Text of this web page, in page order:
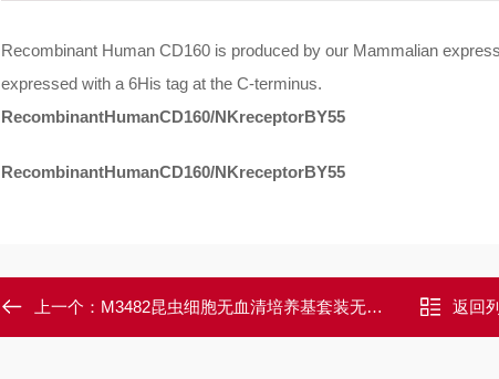
Recombinant Human CD160 is produced by our Mammalian
expressed with a 6His tag at the C-terminus.
RecombinantHumanCD160/NKreceptorBY55
RecombinantHumanCD160/NKreceptorBY55
上一个： M3482昆虫细胞无血清培养基套装无动物源含L-谷氨酰胺,不含酚红干粉 返回